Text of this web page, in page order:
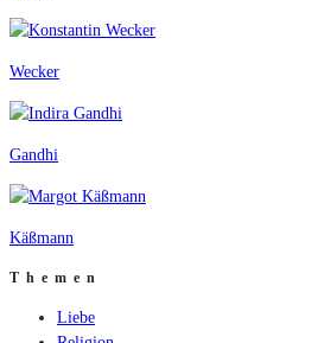
Wecker
Gandhi
Käßmann
Themen
Liebe